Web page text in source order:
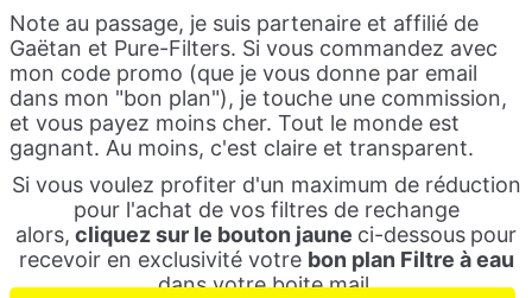
Note au passage, je suis partenaire et affilié de
Gaëtan et Pure-Filters. Si vous commandez avec
mon code promo (que je vous donne par email
dans mon "bon plan"), je touche une commission,
et vous payez moins cher. Tout le monde est
gagnant. Au moins, c'est claire et transparent.
Si vous voulez profiter d'un maximum de réduction
pour l'achat de vos filtres de rechange
alors, cliquez sur le bouton jaune ci-dessous pour
recevoir en exclusivité votre bon plan Filtre à eau
dans votre boite mail.